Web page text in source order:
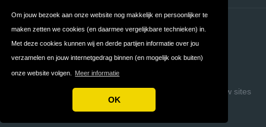
Om jouw bezoek aan onze website nog makkelijk en persoonlijker te
maken zetten we cookies (en daarmee vergelijkbare technieken) in.
Met deze cookies kunnen wij en derde partijen informatie over jou
verzamelen en jouw internetgedrag binnen (en mogelijk ook buiten)
onze website volgen. Meer informatie
OK
Contact Privacy
Algemene FAQ
Copyright © 2026 Vergelijk Autoverhuurders
Build review sites
with ReviewTycoon